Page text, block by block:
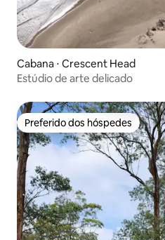
Cabana ⋅ Crescent Head
Estúdio de arte delicado
Preferido dos hóspedes
Preferido dos hóspedes